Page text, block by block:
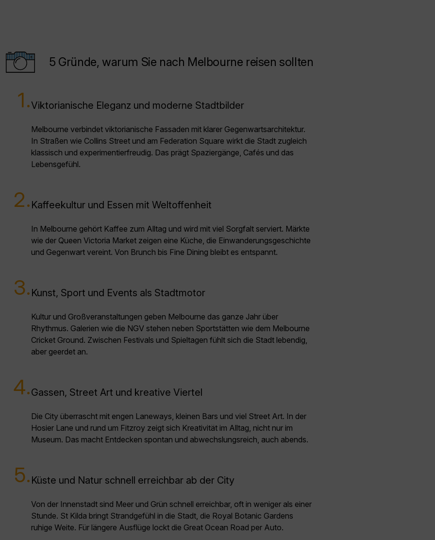
5 Gründe, warum Sie nach Melbourne reisen sollten
1.Viktorianische Eleganz und moderne Stadtbilder
Melbourne verbindet viktorianische Fassaden mit klarer Gegenwartsarchitektur.
In Straßen wie Collins Street und am Federation Square wirkt die Stadt zugleich
klassisch und experimentierfreudig. Das prägt Spaziergänge, Cafés und das
Lebensgefühl.
2. Kaffeekultur und Essen mit Weltoffenheit
In Melbourne gehört Kaffee zum Alltag und wird mit viel Sorgfalt serviert. Märkte
wie der Queen Victoria Market zeigen eine Küche, die Einwanderungsgeschichte
und Gegenwart vereint. Von Brunch bis Fine Dining bleibt es entspannt.
3. Kunst, Sport und Events als Stadtmotor
Kultur und Großveranstaltungen geben Melbourne das ganze Jahr über
Rhythmus. Galerien wie die NGV stehen neben Sportstätten wie dem Melbourne
Cricket Ground. Zwischen Festivals und Spieltagen fühlt sich die Stadt lebendig,
aber geerdet an.
4.Gassen, Street Art und kreative Viertel
Die City überrascht mit engen Laneways, kleinen Bars und viel Street Art. In der
Hosier Lane und rund um Fitzroy zeigt sich Kreativität im Alltag, nicht nur im
Museum. Das macht Entdecken spontan und abwechslungsreich, auch abends.
5. Küste und Natur schnell erreichbar ab der City
Von der Innenstadt sind Meer und Grün schnell erreichbar, oft in weniger als einer
Stunde. St Kilda bringt Strandgefühl in die Stadt, die Royal Botanic Gardens
ruhige Weite. Für längere Ausflüge lockt die Great Ocean Road per Auto.